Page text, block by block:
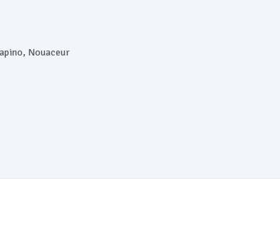
Nouaceur